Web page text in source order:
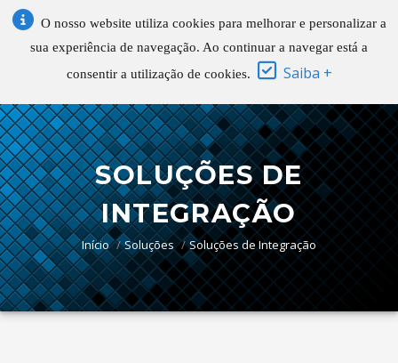
O nosso website utiliza cookies para melhorar e personalizar a
sua experiência de navegação. Ao continuar a navegar está a
consentir a utilização de cookies.
Saiba +
SOLUÇÕES DE
INTEGRAÇÃO
Início Soluções Soluções de Integração